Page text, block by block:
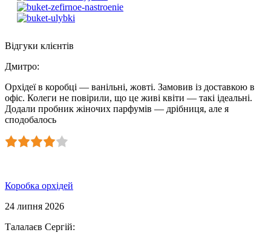
Відгуки клієнтів
Дмитро:
Орхідеї в коробці — ванільні, жовті. Замовив із доставкою в
офіс. Колеги не повірили, що це живі квіти — такі ідеальні.
Додали пробник жіночих парфумів — дрібниця, але я
сподобалось
Коробка орхідей
24 липня 2026
Талалаєв Сергій: